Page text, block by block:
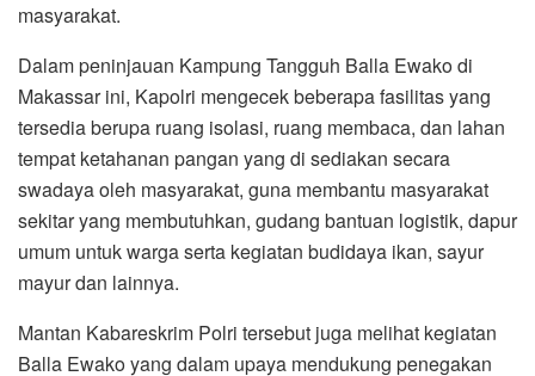
masyarakat.
Dalam peninjauan Kampung Tangguh Balla Ewako di
Makassar ini, Kapolri mengecek beberapa fasilitas yang
tersedia berupa ruang isolasi, ruang membaca, dan lahan
tempat ketahanan pangan yang di sediakan secara
swadaya oleh masyarakat, guna membantu masyarakat
sekitar yang membutuhkan, gudang bantuan logistik, dapur
umum untuk warga serta kegiatan budidaya ikan, sayur
mayur dan lainnya.
Mantan Kabareskrim Polri tersebut juga melihat kegiatan
Balla Ewako yang dalam upaya mendukung penegakan